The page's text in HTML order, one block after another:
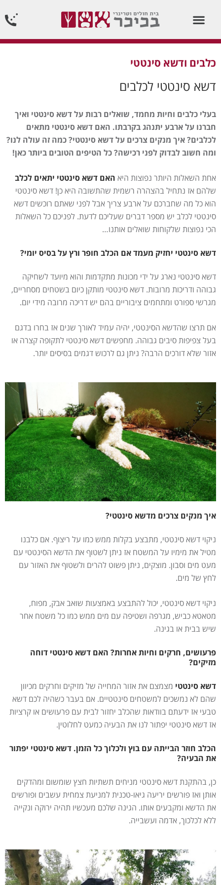
כלבים ודשא סינטטי
דשא סינטטי לכלבים
בעלי כלבים וחיות מחמד, שואלים רבות על דשא סינטטי ואיך
חברנו על ארבע יתנהג בקרבתו. האם דשא סינטטי מתאים
לכלבים? איך מנקים צרכים על דשא סינטטי? כמה זה עולה לנו?
ומה חשוב לבדוק לפני רכישה? כל הטיפים הטובים ביותר כאן!
אחת השאלות היותר נפוצות היא האם דשא סינטטי יתאים לכלב
שלהם אז נתחיל בהצהרה רשמית שהתשובה היא כן! דשא סינטטי
הוא כל מה שחברכם על ארבע צריך אבל לפני שאתם רוכשים דשא
סינטטי לכלב יש מספר דברים שעליכם לדעת. לפניכם כל השאלות
הכי נפוצות שלקוחות שואלים אותנו…
דשא סינטטי יחזיק מעמד אם הכלב חופר ורץ על בסיס יומי?
דשא סינטטי נארג על ידי מכונות מתקדמות והוא מיועד לשחיקה
גבוהה ודריכות מרובות. דשא סינטטי מותקן כיום בשטחים מסחריים,
מגרשי ספורט ומתחמים ציבוריים בהם יש דריכה מרובה מידי יום.
אם תרצו שהדשא הסינטטי, יהיה עמיד לאורך שנים אז בחרו בדגם
בעל צפיפות סיבים גבוהה. מחפשים דשא סינטטי לתקופה קצרה או
אזור שלא דורכים הרבה? ניתן גם לרכוש דגמים בסיסים יותר.
איך מנקים צרכים מדשא סינטטי?
ניקוי דשא סינטטי, מתבצע בקלות ממש כמו על ריצוף. אם כלבנו
מטיל את מימיו על המשטח אז ניתן לשטוף את הדשא הסינטטי עם
מעט מים וסבון. מוצקים, ניתן פשוט להרים ולשטוף את האזור עם
לחץ של מים.
ניקוי דשא סינטטי, יכול להתבצע באמצעות שואב אבק, מפוח,
מטאטא כביש, מגרפה ושטיפה עם מים ממש כמו כל משטח אחר
שיש בבית או בגינה.
פרעושים, חרקים וחיות אחרות? האם דשא סינטטי דוחה
מזיקים?
דשא סינטטי מצמצם את אזור המחייה של מזיקים וחרקים מכיוון
שהם לא נמשכים למשטחים סינטטיים. אם בעבר כשהיה לכם דשא
טבעי אז ידעתם בוודאות שהכלב יחזור לבית עם פרעושים או קרציות
אז דשא סינטטי יפתור לנו את הבעיה כמעט לחלוטין.
הכלב חוזר הבייתה עם בוץ ולכלוך כל הזמן. דשא סינטטי יפתור
את הבעיה?
כן, בהתקנת דשא סינטטי מניחים תשתיות חצץ שומשום ומהדקים
אותן ואז פורשים יריעה גיאו-טכנית למניעת צמחית עשבים ופורשים
את הדשא ומקבעים אותו. הגינה שלכם מעכשיו תהיה ירוקה ונקייה
ללא לכלכוך, אדמה ועשבייה.